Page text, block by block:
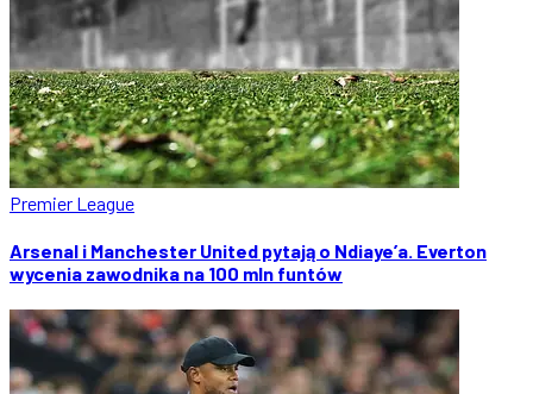
Premier League
Arsenal i Manchester United pytają o Ndiaye’a. Everton
wycenia zawodnika na 100 mln funtów